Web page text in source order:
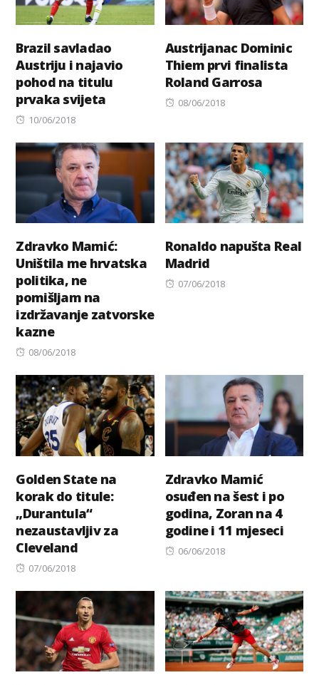
Brazil savladao
Austriju i najavio
pohod na titulu
prvaka svijeta
Posted
10/06/2018
Austrijanac Dominic
Thiem prvi finalista
Roland Garrosa
Posted
08/06/2018
Zdravko Mamić:
Uništila me hrvatska
politika, ne
pomišljam na
izdržavanje zatvorske
kazne
Posted
08/06/2018
Ronaldo napušta Real
Madrid
Posted
07/06/2018
Golden State na
korak do titule:
„Durantula“
nezaustavljiv za
Cleveland
Posted
07/06/2018
Zdravko Mamić
osuđen na šest i po
godina, Zoran na 4
godine i 11 mjeseci
Posted
06/06/2018